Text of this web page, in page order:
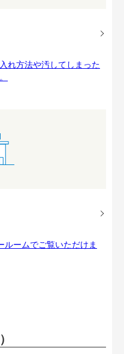
れ方法や汚してしまった
ルームでご覧いただけま